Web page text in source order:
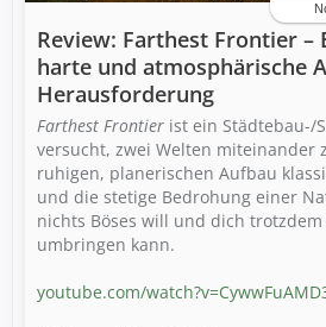
Review: Farthest Frontier –
harte und atmosphärische
Herausforderung
Farthest Frontier ist ein Städtebau-/
versucht, zwei Welten miteinander
ruhigen, planerischen Aufbau
und die stetige Bedrohung einer
nichts Böses will und dich
umbringen kann.
youtube.com/